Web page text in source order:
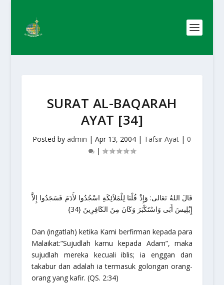
SURAT AL-BAQARAH
AYAT [34]
Posted byadmin |Apr 13, 2004 | Tafsir Ayat |0
|
قَالَ اللهُ تَعَالى: وَإِذْ قُلْنَا لِلْمَلاَئِكَةِ اسْجُدُوا لأَدَمَ فَسَجَدُوا إِلاَّ
إِبْلِيسَ أَبَى وَاسْتَكْبَرَ وَكَانَ مِنَ الكَافِرِينَ {34}
Dan (ingatlah) ketika Kami berfirman kepada para
Malaikat:”Sujudlah kamu kepada Adam”, maka
sujudlah mereka kecuali iblis; ia enggan dan
takabur dan adalah ia termasuk golongan orang-
orang yang kafir. (QS. 2:34)